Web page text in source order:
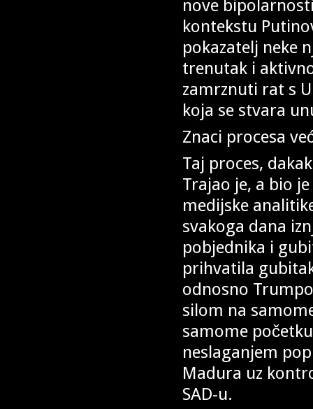
nove
kontekstu
pokazatelj neke
trenutak i
zamrznuti rat s
koja se stvara
Znaci procesa
Taj proces,
Trajao je, a bio
medijske
svakoga dana
pobjednika i
prihvatila
odnosno
silom na
samome
neslaganjem
Madura uz
SAD-u.